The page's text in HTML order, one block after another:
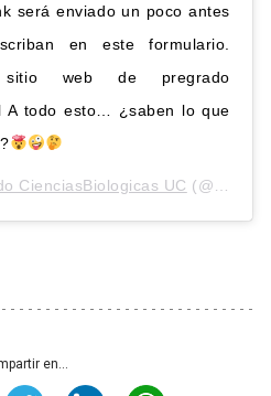
será enviado un poco antes
en este formulario.
web de pregrado
A todo esto… ¿saben lo que
CienciasBiologicas UC (@pregrado_cienciasbiologicas) on
en...